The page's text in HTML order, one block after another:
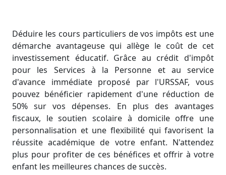
Déduire les cours particuliers de vos impôts est une
démarche avantageuse qui allège le coût de cet
investissement éducatif. Grâce au crédit d'impôt
pour les Services à la Personne et au service
d'avance immédiate proposé par l'URSSAF, vous
pouvez bénéficier rapidement d'une réduction de
50% sur vos dépenses. En plus des avantages
fiscaux, le soutien scolaire à domicile offre une
personnalisation et une flexibilité qui favorisent la
réussite académique de votre enfant. N'attendez
plus pour profiter de ces bénéfices et offrir à votre
enfant les meilleures chances de succès.